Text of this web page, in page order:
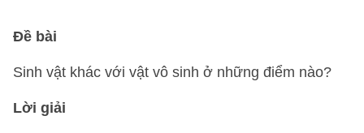
Đề bài
Sinh vật khác với vật vô sinh ở những điểm nào?
Lời giải